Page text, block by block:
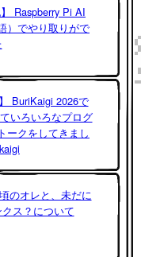
Raspberry Pi AI
）でやり取りがで
BuriKaigi 2026で
いろいろなプログ
ークをしてきまし
のオレと、未だに
ス？について